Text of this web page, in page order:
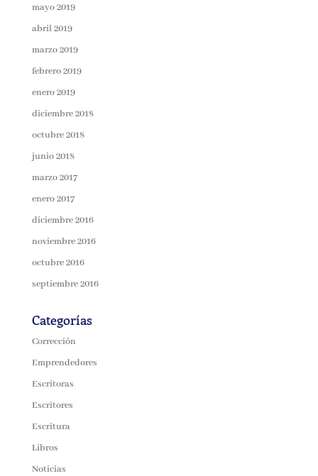
mayo 2019
abril 2019
marzo 2019
febrero 2019
enero 2019
diciembre 2018
octubre 2018
junio 2018
marzo 2017
enero 2017
diciembre 2016
noviembre 2016
octubre 2016
septiembre 2016
Categorías
Corrección
Emprendedores
Escritoras
Escritores
Escritura
Libros
Noticias